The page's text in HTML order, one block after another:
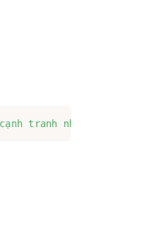
tranh nhất mà